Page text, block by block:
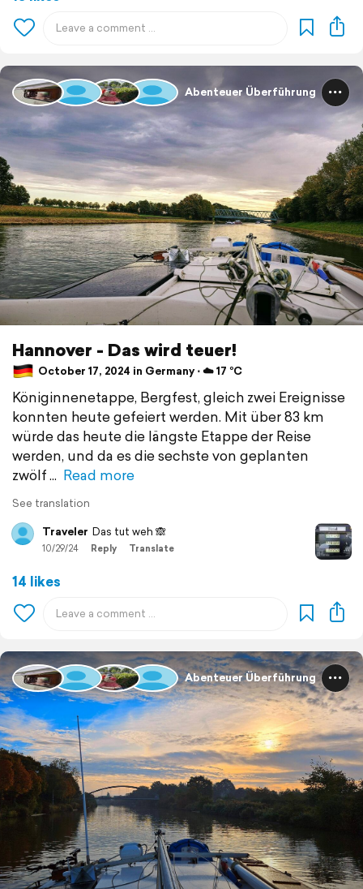
Abenteuer Überführung
Hannover - Das wird teuer!
October 17, 2024 in Germany ⋅ ☁️ 17 °C
Königinnenetappe, Bergfest, gleich zwei Ereignisse
konnten heute gefeiert werden. Mit über 83 km
würde das heute die längste Etappe der Reise
werden, und da es die sechste von geplanten
zwölf
Read more
See translation
Traveler Das tut weh 🙈
10/29/24 Reply Translate
14 likes
Abenteuer Überführung